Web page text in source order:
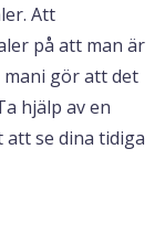
Att
på att man är
mani gör att det
hjälp av en
att se dina tidiga